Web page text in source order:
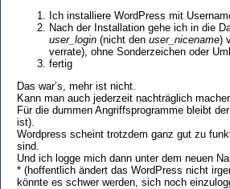
Ich installiere WordPress mit
Nach der Installation gehe ich in die
user_login (nicht den user_nicename)
verrate), ohne Sonderzeichen oder
fertig
Das war’s, mehr ist nicht.
Kann man auch jederzeit nachträglich
Für die dummen Angriffsprogramme bleibt
ist).
Wordpress scheint trotzdem ganz gut zu
sind.
Und ich logge mich dann unter dem neuen
* (hoffentlich ändert das WordPress nicht
könnte es schwer werden, sich noch